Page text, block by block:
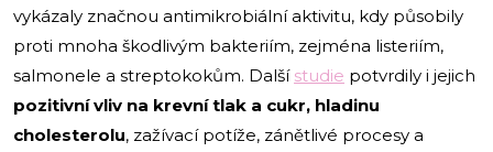
vykázaly značnou antimikrobiální aktivitu, kdy působily
proti mnoha škodlivým bakteriím, zejména listeriím,
salmonele a streptokokům. Další studie potvrdily i jejich
pozitivní vliv na krevní tlak a cukr, hladinu
cholesterolu, zažívací potíže, zánětlivé procesy a